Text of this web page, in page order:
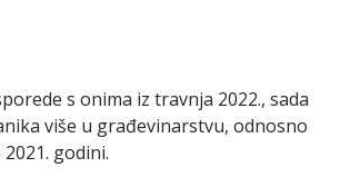
s onima iz travnja 2022., sada
više u građevinarstvu, odnosno
godini.